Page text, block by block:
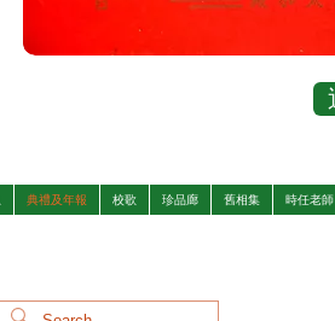
典禮及年報 校歌 珍品廊 舊相集 時任老師